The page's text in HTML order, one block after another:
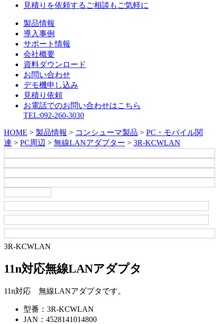
見積りを依頼する ご相談もご気軽に
製品情報
導入事例
サポート情報
会社概要
資料ダウンロード
お問い合わせ
デモ機申し込み
見積り依頼
お電話でのお問い合わせはこちら
TEL:092-260-3030
HOME > 製品情報 > コンシューマ製品 > PC・モバイル関
連 > PC周辺 > 無線LANアダプター > 3R-KCWLAN
3R-KCWLAN
11n対応無線LANアダプタ
11n対応 無線LANアダプタです。
型番： 3R-KCWLAN
JAN： 4528141014800